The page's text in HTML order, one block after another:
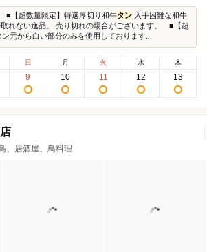
■【超数量限定】特選厚切り和牛タン 入手困難な和牛
れない逸品。 売り切れの場合がございます。 ■【超
ン元から白い部分のみを使用しております...
日
9
月
10
火
11
水
12
木
13
、居酒屋、鳥料理